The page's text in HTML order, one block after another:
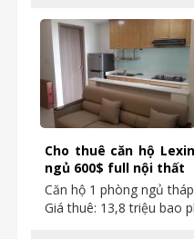
Cho thuê căn hộ
ngủ 600$ full nội thất
Căn hộ 1 phòng ngủ
Giá thuê: 13,8 triệu bao